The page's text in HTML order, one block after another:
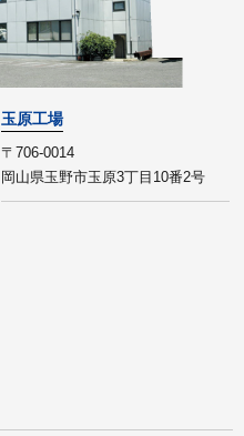
玉原工場
〒706-0014
岡山県玉野市玉原3丁目10番2号